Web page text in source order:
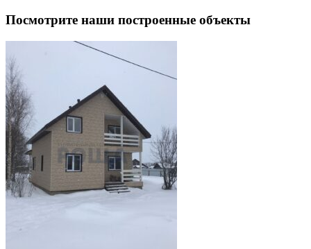
Посмотрите наши построенные объекты